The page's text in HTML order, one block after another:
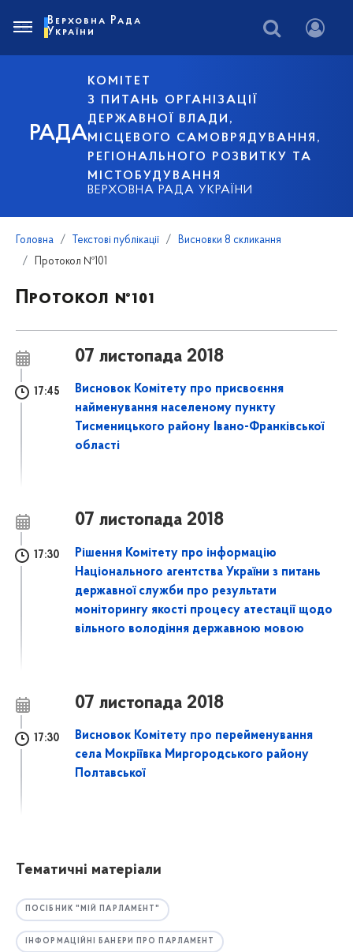
РАДА
КОМІТЕТ
З ПИТАНЬ ОРГАНІЗАЦІЇ
ДЕРЖАВНОЇ ВЛАДИ,
МІСЦЕВОГО САМОВРЯДУВАННЯ,
РЕГІОНАЛЬНОГО РОЗВИТКУ ТА
МІСТОБУДУВАННЯ
ВЕРХОВНА РАДА УКРАЇНИ
Верховна Рада
України
Головна Текстові публікації
Висновки 8 скликання
Протокол №101
Протокол №101
07 листопада 2018
17:45
Висновок Комітету про присвоєння
найменування населеному пункту
Тисменицького району Івано-Франківської
області
07 листопада 2018
17:30
Рішення Комітету про інформацію
Національного агентства України з питань
державної служби про результати
моніторингу якості процесу атестації щодо
вільного володіння державною мовою
07 листопада 2018
17:30
Висновок Комітету про перейменування
села Мокріївка Миргородського району
Полтавської
Тематичні матеріали
ПОСІБНИК "МІЙ ПАРЛАМЕНТ"
ІНФОРМАЦІЙНІ БАНЕРИ ПРО ПАРЛАМЕНТ